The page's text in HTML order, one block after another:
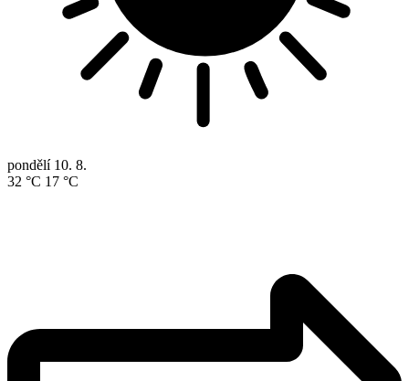
pondělí 10. 8.
32 °C 17 °C